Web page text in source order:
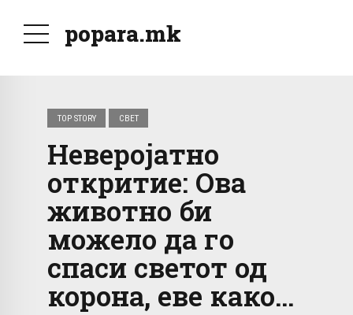
popara.mk
TOP STORY СВЕТ
Неверојатно
откритие: Ова
животно би
можело да го
спаси светот од
корона, еве како…